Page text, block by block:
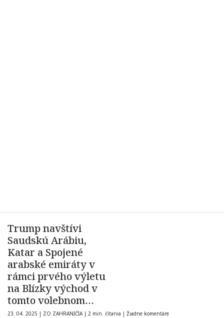
Trump navštívi
Saudskú Arábiu,
Katar a Spojené
arabské emiráty v
rámci prvého výletu
na Blízky východ v
tomto volebnom
období
23. 04. 2025 | ZO ZAHRANIČIA | 2 min. čítania | Žiadne komentáre